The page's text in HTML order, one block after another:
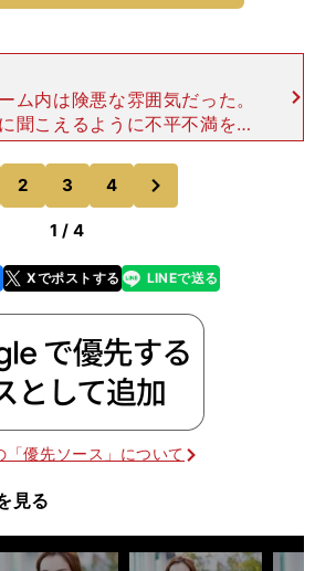
ム内は険悪な雰囲気だった。
聞こえるように不平不満を言
して、聞こえないふりをする
て言い返す選手もいた。「こ
、よくない
2 3 4
のページへ
1 / 4
Xでポストする
line LINEで送る
「優先ソース」について
見る